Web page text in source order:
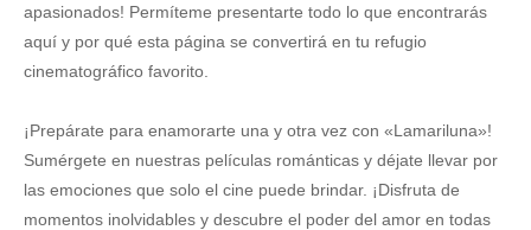
apasionados! Permíteme presentarte todo lo que encontrarás
aquí y por qué esta página se convertirá en tu refugio
cinematográfico favorito.
¡Prepárate para enamorarte una y otra vez con «Lamariluna»!
Sumérgete en nuestras películas románticas y déjate llevar por
las emociones que solo el cine puede brindar. ¡Disfruta de
momentos inolvidables y descubre el poder del amor en todas